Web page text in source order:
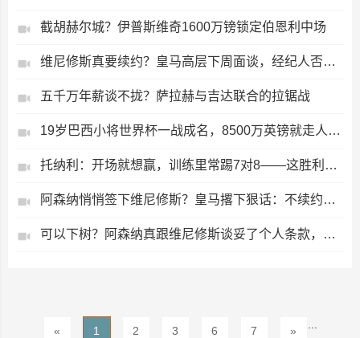
截胡赫尔城？伊普斯维奇1600万镑锁定伯恩利中场
维尼修斯真要续约？皇马高层下周面谈，经纪人否认阿森纳传闻
五千万年薪谈不拢？萨拉赫与吉达联合的拉锯战
19岁巴西小将世界杯一战成名，8500万英镑就走人？五大豪门抢疯了
托纳利：开场就想赢，训练里常踢7对8——这胜利不是白捡的
阿森纳悄悄签下维尼修斯？皇马撂下狠话：不续约就卖，今夏标王要来了
可以下树？阿森纳真跟维尼修斯谈妥了个人条款，接下来就看皇马放不放人
« 1 2 3 6 7 »